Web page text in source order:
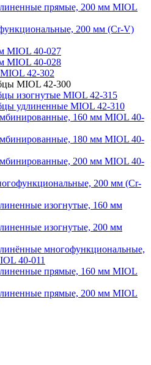
прямые, 200 мм MIOL
200 мм (Cr-V)
MIOL 40-027
MIOL 40-028
42-302
MIOL 42-300
изогнутые MIOL 42-315
удлиненные MIOL 42-310
160 мм MIOL 40-
180 мм MIOL 40-
200 мм MIOL 40-
200 мм (Cr-
изогнутые, 160 мм
изогнутые, 200 мм
многофункциональные,
40-011
прямые, 160 мм MIOL
прямые, 200 мм MIOL